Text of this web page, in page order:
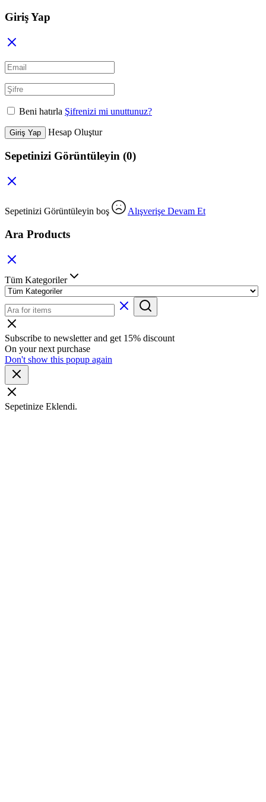
Giriş Yap
Beni hatırla Şifrenizi mi unuttunuz?
Giriş Yap Hesap Oluştur
Sepetinizi Görüntüleyin (0)
Sepetinizi Görüntüleyin boş Alışverişe Devam Et
Ara Products
Tüm Kategoriler
Subscribe to newsletter and get 15% discount
On your next purchase
Don't show this popup again
Sepetinize Eklendi.